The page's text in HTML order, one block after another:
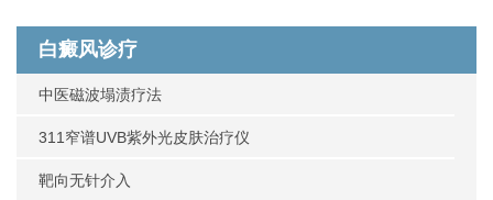
白癜风诊疗
中医磁波塌渍疗法
311窄谱UVB紫外光皮肤治疗仪
靶向无针介入